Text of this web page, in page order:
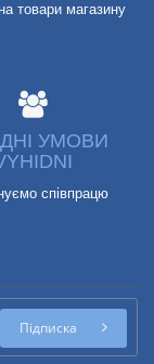
товари магазину
УМОВИ
співпрацю
Підписка